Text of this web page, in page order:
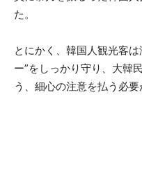
た。
とにかく、韓国人観光客
ー”をしっかり守り、大韓
う、細心の注意を払う必要